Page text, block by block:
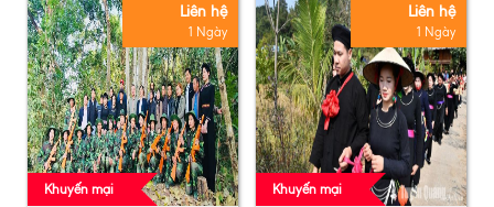
Khuyến mại
Liên hệ
1 Ngày
Khuyến mại
Liên hệ
1 Ngày